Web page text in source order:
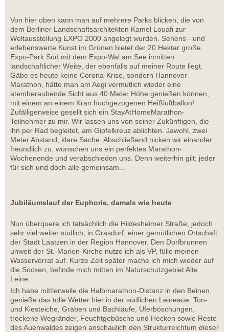
Von hier oben kann man auf mehrere Parks blicken, die von
dem Berliner Landschaftsarchitekten Kamel Louafi zur
Weltausstellung EXPO 2000 angelegt wurden. Sehens - und
erlebenswerte Kunst im Grünen bietet der 20 Hektar große
Expo-Park Süd mit dem Expo-Wal am See inmitten
landschaftlicher Weite, der ebenfalls auf meiner Route liegt.
Gäbe es heute keine Corona-Krise, sondern Hannover-
Marathon, hätte man am Aegi vermutlich wieder eine
atemberaubende Sicht aus 40 Meter Höhe genießen können,
mit einem an einem Kran hochgezogenen Heißluftballon!
Zufälligerweise gesellt sich ein StayAtHomeMarathon-
Teilnehmer zu mir. Wir lassen uns von seiner Zukünftigen, die
ihn per Rad begleitet, am Gipfelkreuz ablichten. Jawohl, zwei
Meter Abstand, klare Sache. Abschließend nicken wir einander
freundlich zu, wünschen uns ein perfektes Marathon-
Wochenende und verabschieden uns. Denn weiterhin gilt: jeder
für sich und doch alle gemeinsam...
Jubiläumslauf der Euphorie, damals wie heute
Nun überquere ich tatsächlich die Hildesheimer Straße, jedoch
sehr viel weiter südlich, in Grasdorf, einer gemütlichen Ortschaft
der Stadt Laatzen in der Region Hannover. Den Dorfbrunnen
unweit der St.-Marien-Kirche nutze ich als VP, fülle meinen
Wasservorrat auf. Kurze Zeit später mache ich mich wieder auf
die Socken, befinde mich mitten im Naturschutzgebiet Alte
Leine.
Ich habe mittlerweile die Halbmarathon-Distanz in den Beinen,
genieße das tolle Wetter hier in der südlichen Leineaue. Ton-
und Kiesteiche, Gräben und Bachläufe, Uferböschungen,
trockene Wegränder, Feuchtgebüsche und Hecken sowie Reste
des Auenwaldes zeigen anschaulich den Strukturreichtum dieser